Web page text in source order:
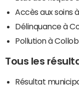
Accès aux soins
Délinquance à
Pollution à
Tous les
Résultat